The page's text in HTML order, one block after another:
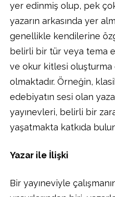
yer edinmiş olup, pek
yazarın arkasında yer
genellikle kendilerine
belirli bir tür veya tema
ve okur kitlesi oluşturma
olmaktadır. Örneğin,
edebiyatın sesi olan
yayınevleri, belirli bir
yaşatmakta katkıda
Yazar ile İlişki
Bir yayıneviyle